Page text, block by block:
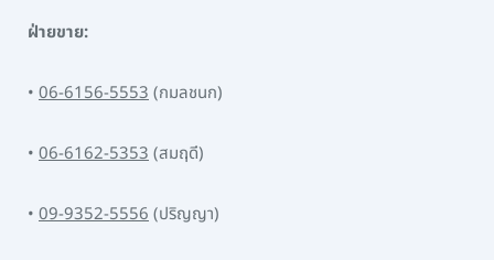
ฝ่ายขาย:
• 06-6156-5553 (กมลชนก)
• 06-6162-5353 (สมฤดี)
• 09-9352-5556 (ปริญญา)